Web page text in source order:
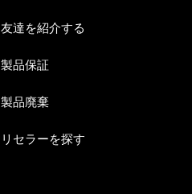
友達を紹介する
製品保証
製品廃棄
リセラーを探す